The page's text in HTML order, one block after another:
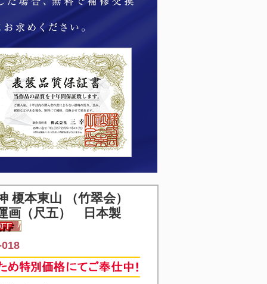
榎本東山 （竹翠会）
画（尺五） 日本製